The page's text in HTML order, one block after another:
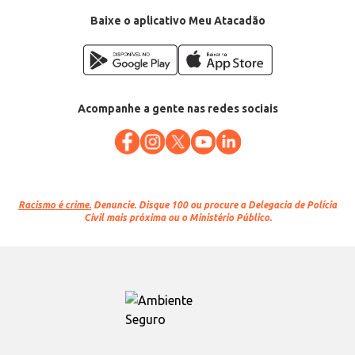
Baixe o aplicativo Meu Atacadão
Acompanhe a gente nas redes sociais
Racismo é crime. Denuncie. Disque 100 ou procure a Delegacia de Polícia
Civil mais próxima ou o Ministério Público.